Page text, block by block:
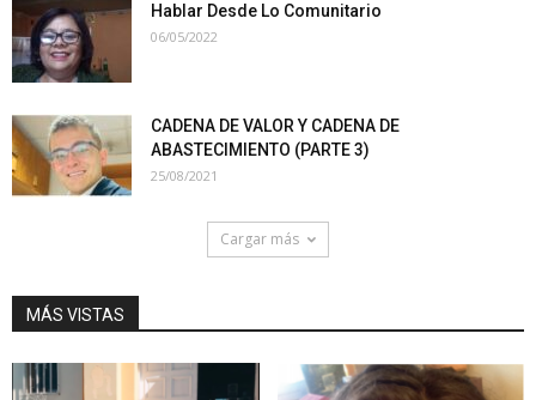
Hablar Desde Lo Comunitario
06/05/2022
CADENA DE VALOR Y CADENA DE
ABASTECIMIENTO (PARTE 3)
25/08/2021
Cargar más
MÁS VISTAS